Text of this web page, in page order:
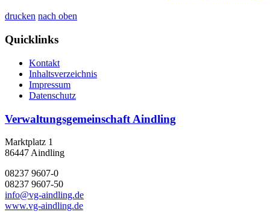
drucken nach oben
Quicklinks
Kontakt
Inhaltsverzeichnis
Impressum
Datenschutz
Verwaltungsgemeinschaft Aindling
Marktplatz 1
86447 Aindling
08237 9607-0
08237 9607-50
info@vg-aindling.de
www.vg-aindling.de